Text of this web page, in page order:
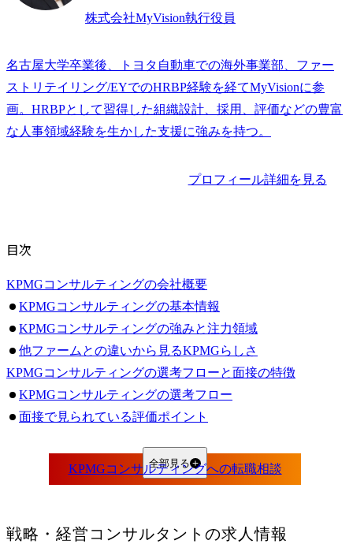
株式会社MyVision執行役員
名古屋大学卒業後、トヨタ自動車での海外事業部、ファー
ストリテイリング/EYでのHRBP経験を経てMyVisionに参
画。HRBPとして習得した組織設計、採用、評価などの豊富
な人事領域経験を生かした支援に強みを持つ。
プロフィール詳細を見る
目次
KPMGコンサルティングの会社概要
KPMGコンサルティングの基本情報
KPMGコンサルティングの強みと注力領域
他ファームとの違いから見るKPMGらしさ
KPMGコンサルティングの選考フローと面接の特徴
KPMGコンサルティングの選考フロー
面接で見られている評価ポイント
KPMGコンサルティングの転職難易度
中途採用におけるおおよその倍率
未経験から転職できる人の特徴
全部見る
戦略・経営コンサルタント の求人情報